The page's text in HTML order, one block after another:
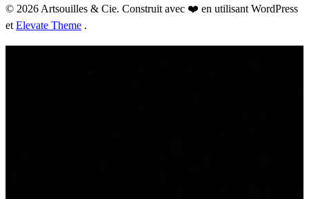
© 2026 Artsouilles & Cie. Construit avec ❤️ en utilisant WordPress
et Elevate Theme .